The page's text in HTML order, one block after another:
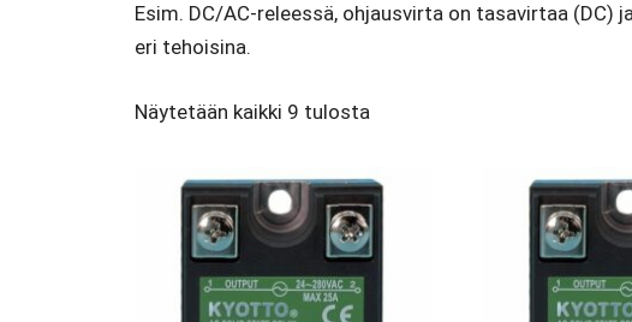
Esim. DC/AC-releessä, ohjausvirta on tasavirtaa (DC)
eri tehoisina.
Näytetään kaikki 9 tulosta